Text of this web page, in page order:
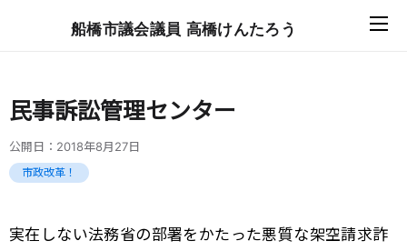
船橋市議会議員 高橋けんたろう
民事訴訟管理センター
公開日： 2018年8月27日
市政改革！
実在しない法務省の部署をかたった悪質な架空請求詐